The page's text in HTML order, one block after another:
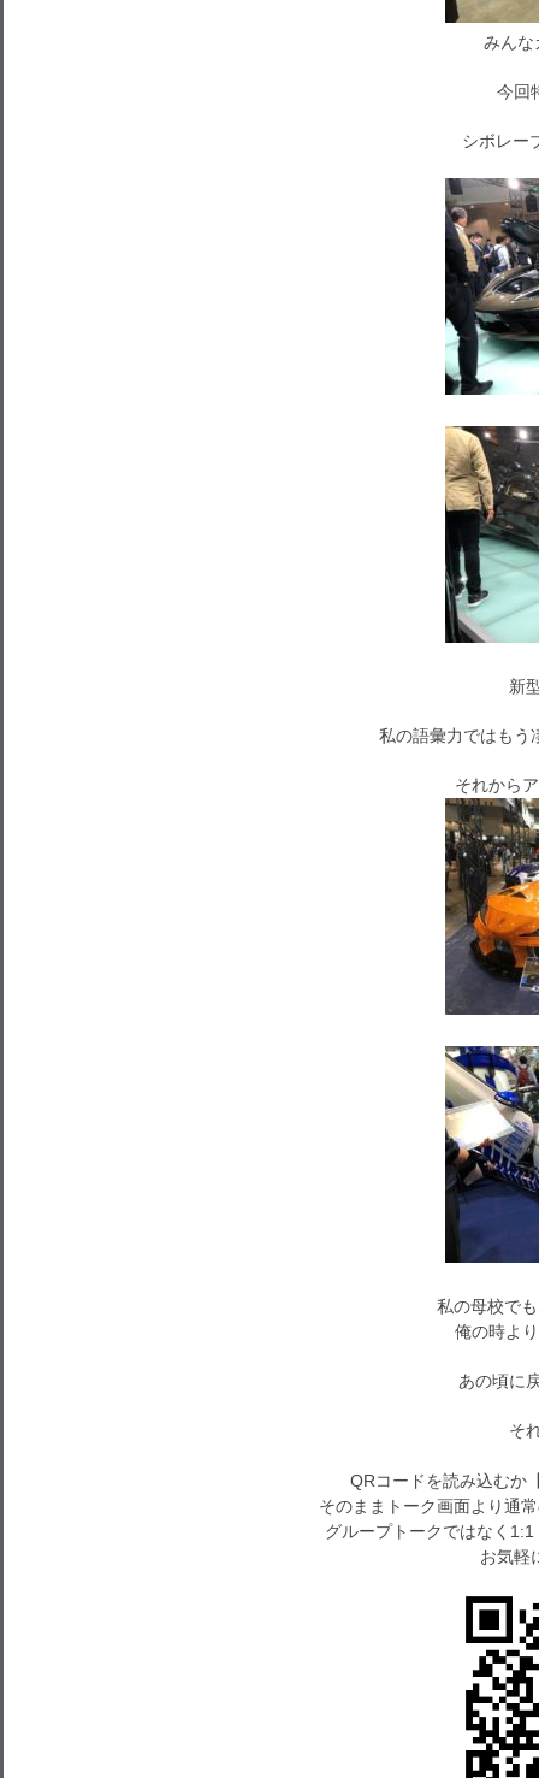
みんな
今回
シボレー
新
私の語彙力ではもう
それから
私の母校で
俺の時よ
あの頃に
そ
QRコードを読み込むか
そのままトーク画面より通
グループトークではなく
お気軽